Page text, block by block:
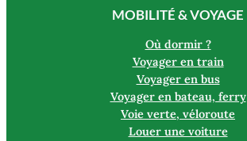
MOBILITÉ & VOYAGE
Où dormir ?
Voyager en train
Voyager en bus
Voyager en bateau, ferry
Voie verte, véloroute
Louer une voiture